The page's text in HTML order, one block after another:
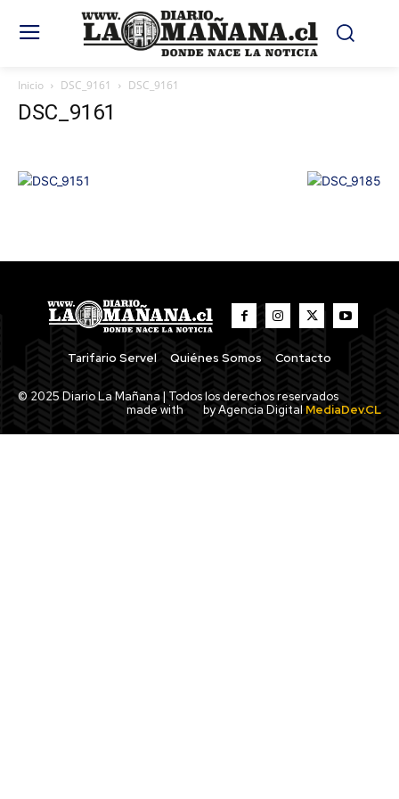
Inicio DSC_9161 DSC_9161
DSC_9161
Tarifario Servel Quiénes Somos Contacto
© 2025 Diario La Mañana | Todos los derechos reservados
made with
by Agencia Digital MediaDev.CL